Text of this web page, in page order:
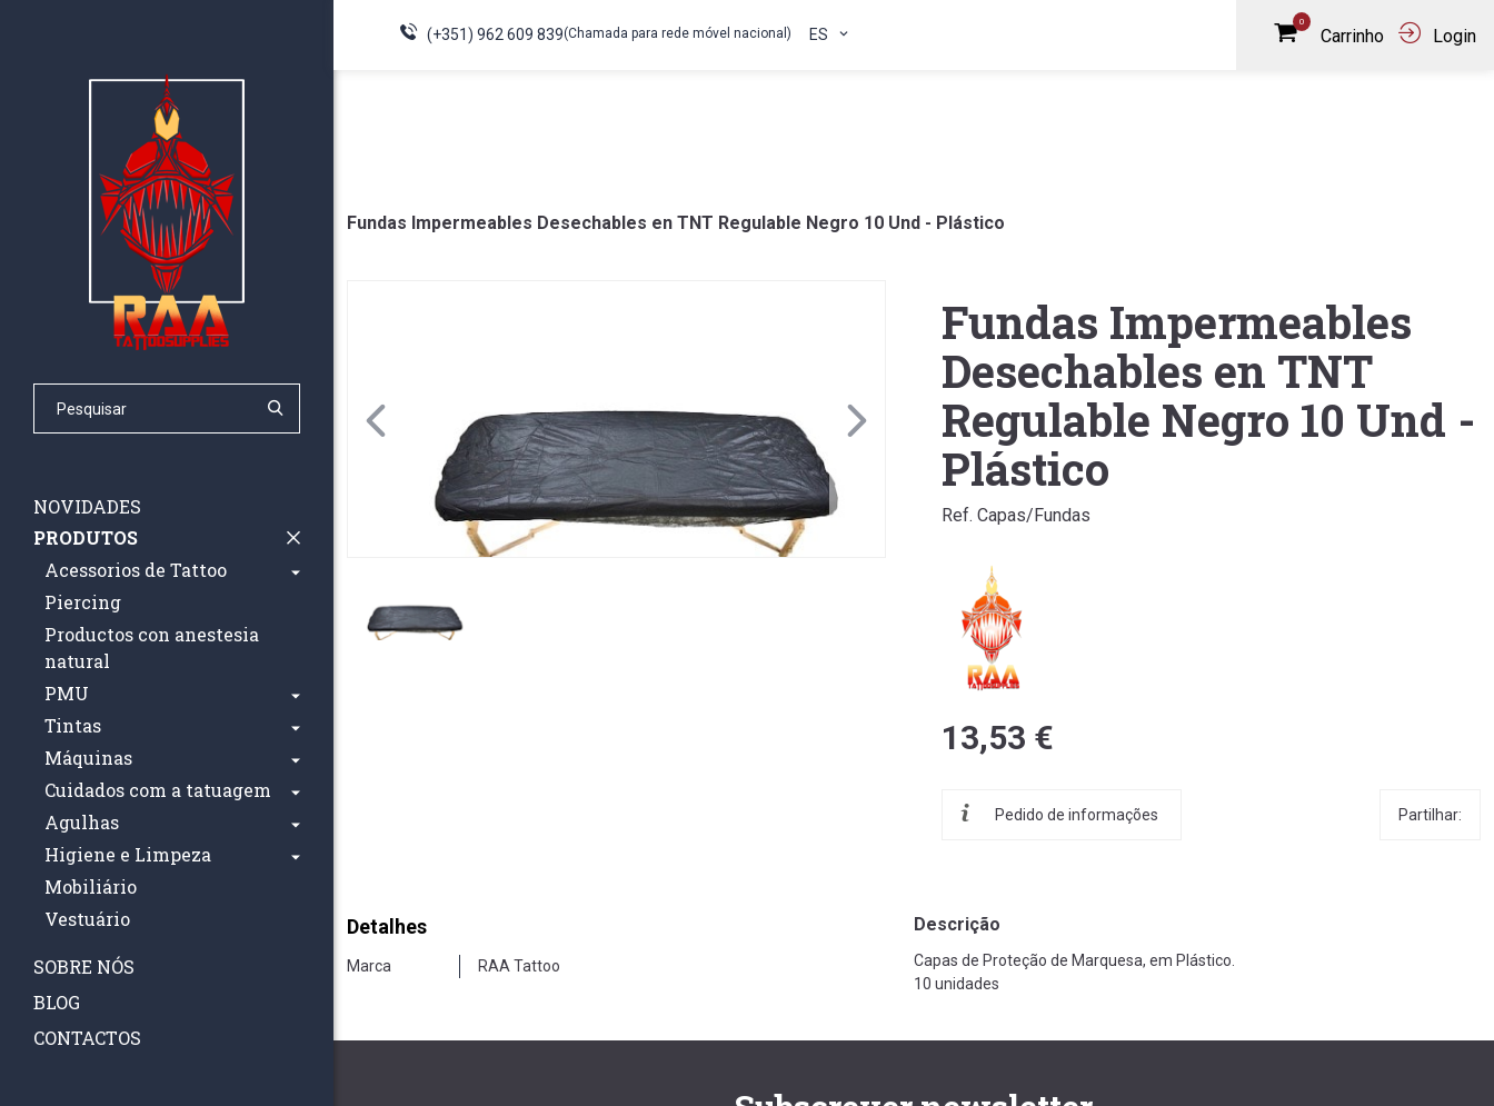
NOVIDADES
PRODUTOS
Acessorios de Tattoo
Piercing
Productos con anestesia
natural
PMU
Tintas
Máquinas
Cuidados com a tatuagem
Agulhas
Higiene e Limpeza
Mobiliário
Vestuário
SOBRE NÓS
BLOG
CONTACTOS
(+351) 962 609 839(Chamada para rede móvel nacional) ES
0
Carrinho Login
Fundas Impermeables Desechables en TNT Regulable Negro 10 Und - Plástico
Fundas Impermeables
Desechables en TNT
Regulable Negro 10 Und -
Plástico
Ref. Capas/Fundas
13,53 €
Pedido de informações Partilhar:
Detalhes
Marca RAA Tattoo
Descrição
Capas de Proteção de Marquesa, em Plástico.
10 unidades